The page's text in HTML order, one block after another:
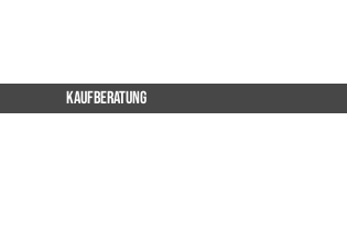
KAUFBERATUNG